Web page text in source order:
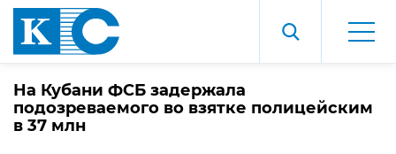
На Кубани ФСБ задержала
подозреваемого во взятке полицейским
в 37 млн